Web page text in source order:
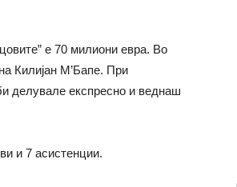
е 70 милиони евра. Во
Килијан М’Бапе. При
делувале експресно и веднаш
и 7 асистенции.